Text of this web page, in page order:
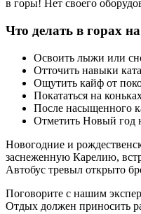
в горы! Нет своего
Что делать в горах
Освоить лыжи или
Отточить навыки
Ощутить кайф от
Покататься на
После насыщенного
Отметить Новый год
Новогодние и
заснеженную Карелию,
Автобус тревыл открыто
Поговорите с нашим
Отдых должен приносить